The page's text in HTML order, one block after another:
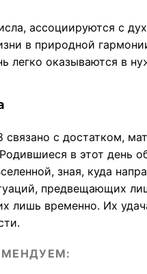
ассоциируются с
в природной
легко оказываются в
связано с достатком,
в этот день
зная, куда
предвещающих
лишь временно. Их